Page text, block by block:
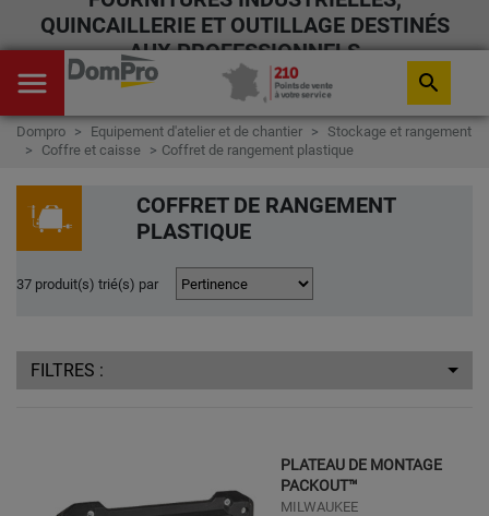
QUINCAILLERIE ET OUTILLAGE DESTINÉS
AUX PROFESSIONNELS
menu search
Dompro Equipement d'atelier et de chantier
Stockage et rangement
Coffre et caisse
Coffret de rangement plastique
COFFRET DE RANGEMENT
PLASTIQUE
37 produit(s) trié(s) par
FILTRES :
PLATEAU DE MONTAGE
PACKOUT™
MILWAUKEE